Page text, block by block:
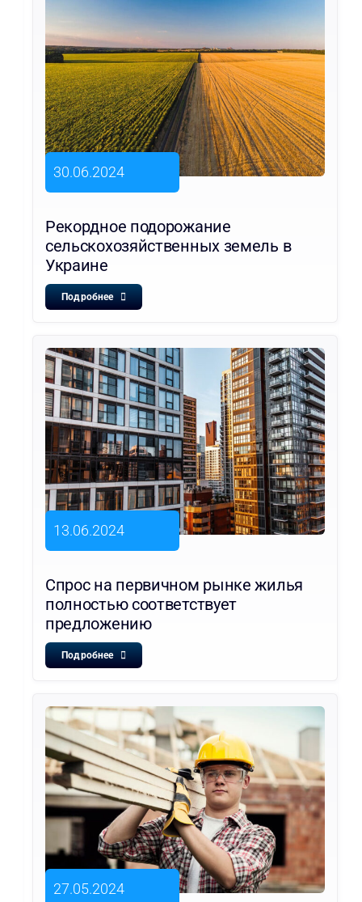
30.06.2024
Рекордное подорожание
сельскохозяйственных земель в
Украине
Подробнее
13.06.2024
Спрос на первичном рынке жилья
полностью соответствует
предложению
Подробнее
27.05.2024